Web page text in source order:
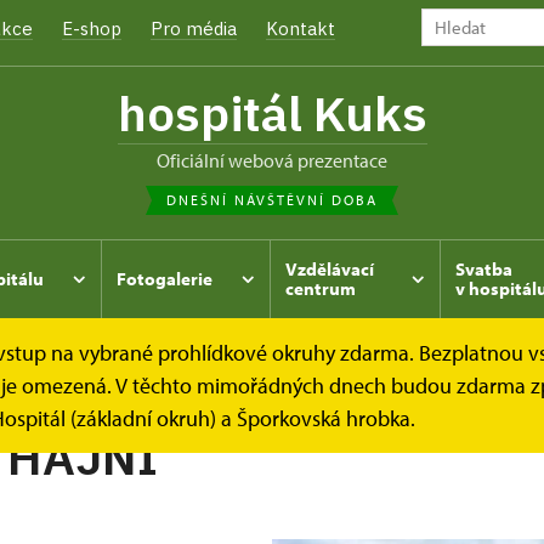
E-shop Pro média Kontakt
hospitál Kuks
oficiální webová prezentace
DNEŠNÍ NÁVŠTĚVNÍ DOBA
Fotogalerie
Vzdělávací
centrum
Svatba
v
na vybrané prohlídkové okruhy zdarma. Bezplatnou
omezená. V těchto mimořádných dnech budou zdarma
(základní okruh) a Šporkovská hrobka.
Kukský herbář - aneb co u nás roste... ŠALVĚJ
HAJNÍ